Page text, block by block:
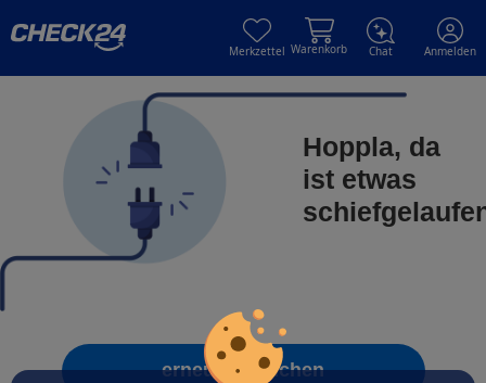
Merkzettel Warenkorb Chat Anmelden
Hoppla, da
ist etwas
erneut versuchen